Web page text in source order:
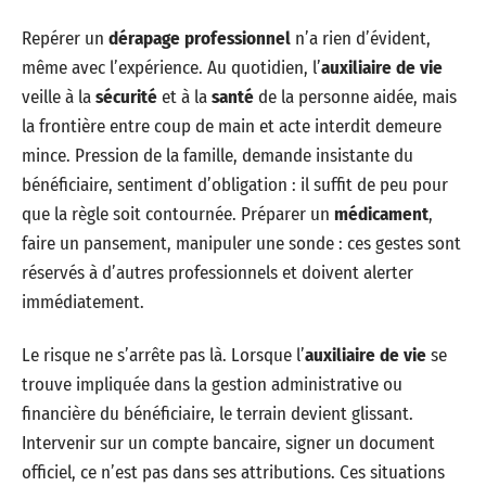
Repérer un dérapage professionnel n’a rien d’évident,
même avec l’expérience. Au quotidien, l’auxiliaire de vie
veille à lasécuritéet à lasantéde la personne aidée, mais
la frontière entre coup de main et acte interdit demeure
mince. Pression de la famille, demande insistante du
bénéficiaire, sentiment d’obligation : il suffit de peu pour
que la règle soit contournée. Préparer un médicament,
faire un pansement, manipuler une sonde : ces gestes sont
réservés à d’autres professionnels et doivent alerter
immédiatement.
Le risque ne s’arrête pas là. Lorsque l’auxiliaire de viese
trouve impliquée dans la gestion administrative ou
financière du bénéficiaire, le terrain devient glissant.
Intervenir sur un compte bancaire, signer un document
officiel, ce n’est pas dans ses attributions. Ces situations